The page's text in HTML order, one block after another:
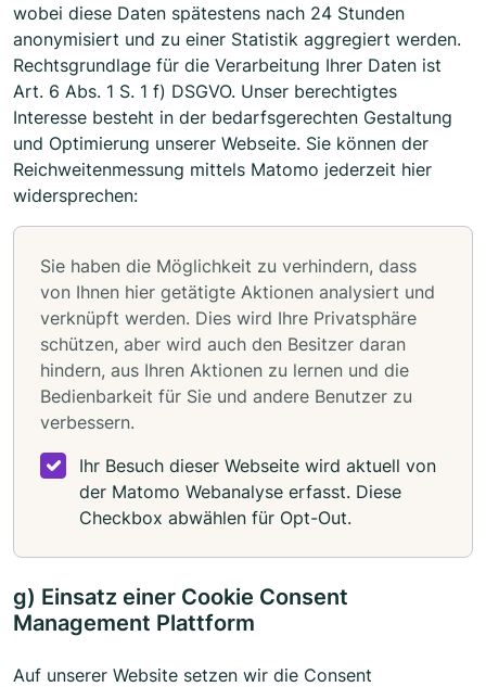
wobei diese Daten spätestens nach 24 Stunden
anonymisiert und zu einer Statistik aggregiert werden.
Rechtsgrundlage für die Verarbeitung Ihrer Daten ist
Art. 6 Abs. 1 S. 1 f) DSGVO. Unser berechtigtes
Interesse besteht in der bedarfsgerechten Gestaltung
und Optimierung unserer Webseite. Sie können der
Reichweitenmessung mittels Matomo jederzeit hier
widersprechen:
Sie haben die Möglichkeit zu verhindern, dass
von Ihnen hier getätigte Aktionen analysiert und
verknüpft werden. Dies wird Ihre Privatsphäre
schützen, aber wird auch den Besitzer daran
hindern, aus Ihren Aktionen zu lernen und die
Bedienbarkeit für Sie und andere Benutzer zu
verbessern.
Ihr Besuch dieser Webseite wird aktuell von
der Matomo Webanalyse erfasst. Diese
Checkbox abwählen für Opt-Out.
g) Einsatz einer Cookie Consent
Management Plattform
Auf unserer Website setzen wir die Consent